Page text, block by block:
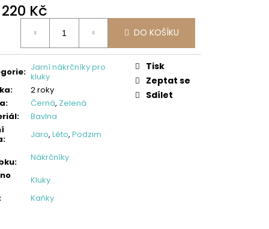
220 Kč
DO KOŠÍKU
: Jarní nákrčníky pro
kluky
:
2 roky
: Černá, Zelená
:
Bavlna
: Jaro, Léto, Podzim
:
Nákrčníky
Kluky
: Kaňky
Tisk
Zeptat se
Sdílet